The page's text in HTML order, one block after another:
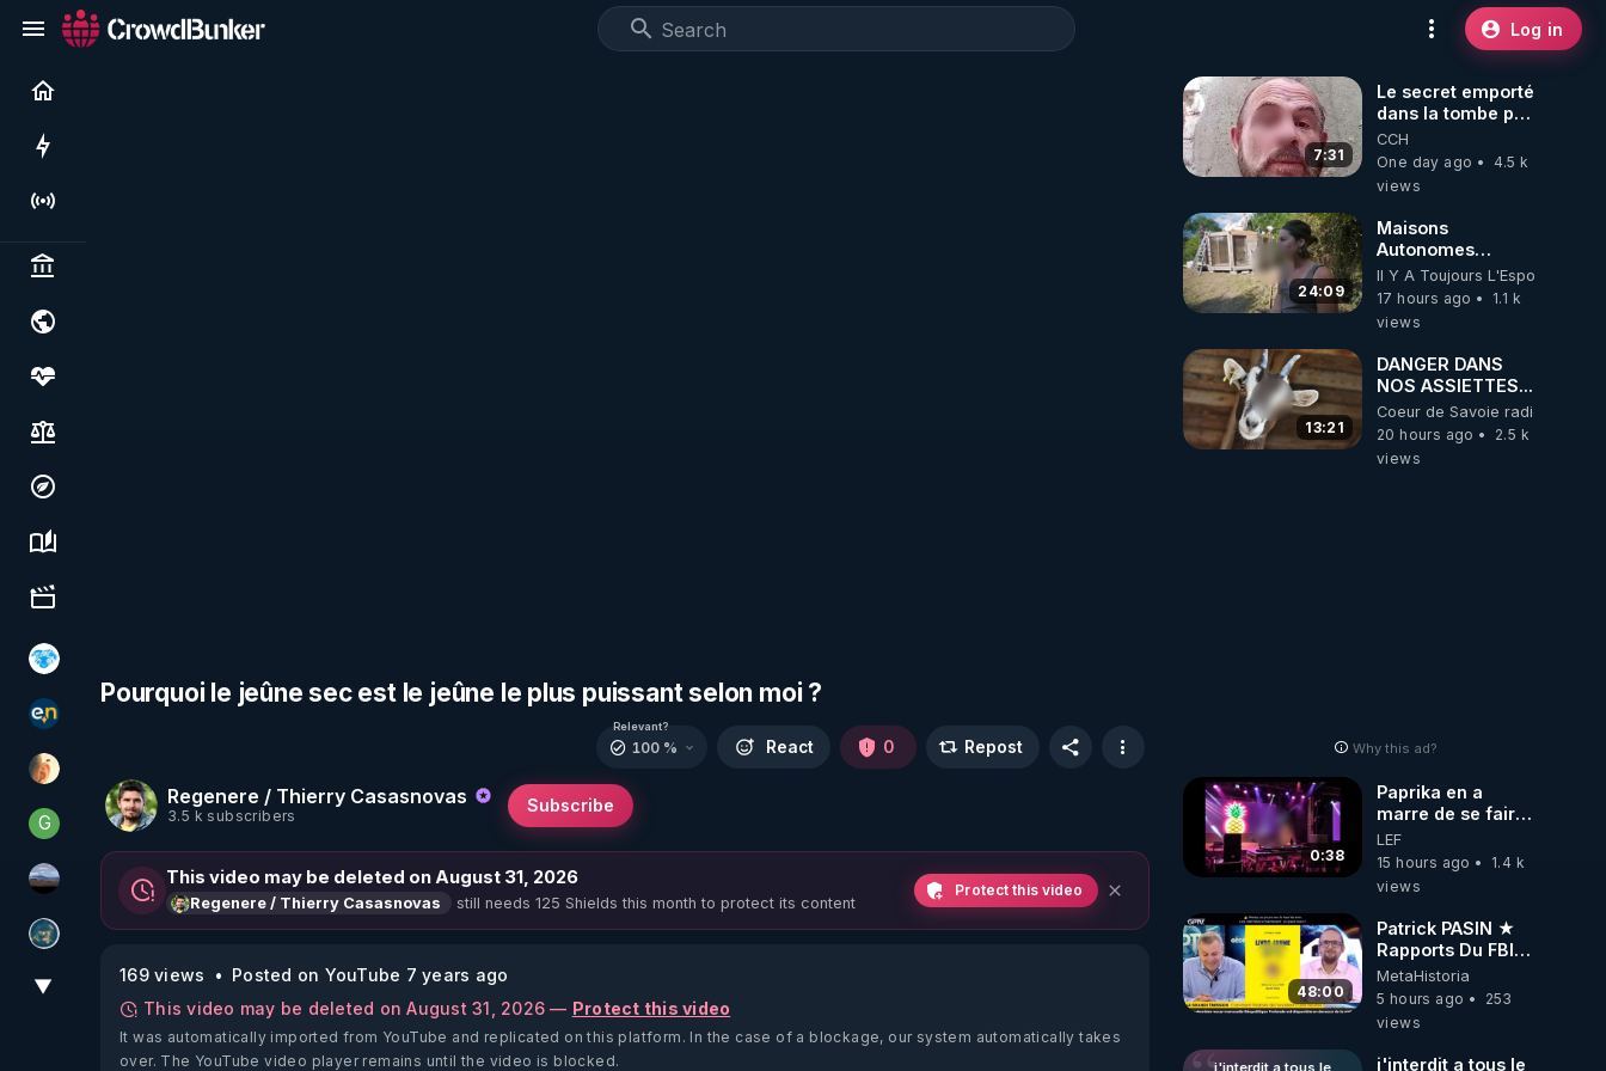
Log in
Live
Politics & institutions
Society, justice & freedoms
Economy, environment & technology
Science, history & spirituality
Culture, media & entertainment
A.D.N.M
essentiel.news
La Puce à l'oreille
G Generousbear
michel lanceur alerte
Réinformation sur le monde
▼
Pourquoi le jeûne sec est le jeûne le plus puissant selon moi ?
Regenere / Thierry Casasnovas
3.5 k subscribers
Subscribe
Relevant?
100 % React 0 Repost
This video may be deleted on August 31, 2026
Regenere / Thierry Casasnovas still needs 125 Shields this month to protect its content
Protect this video
169 views
Posted on YouTube 7 years ago
This video may be deleted on August 31, 2026 — Protect this video
It was automatically imported from YouTube and replicated on this platform. In the case of a blockage, our system automatically takes
over. The YouTube video player remains until the video is blocked.
7:31
Le secret emporté
dans la tombe par
le Commandant
Cousteau le 25
juin 1997
CCH
One day ago
4.5 k
views
24:09
Maisons
Autonomes
Démontables (et
c'est légal). Visite
éco village en
Il Y A Toujours L'Espoir
17 hours ago
1.1 k
views
13:21
DANGER DANS
NOS ASSIETTES...
Coeur de Savoie radioweb TV
20 hours ago
2.5 k
views
Why this ad?
0:38
Paprika en a
marre de se faire
interdire de
spectacle. Elle
décide donc de
LEF
15 hours ago
1.4 k
views
48:00
Patrick PASIN ★
Rapports Du FBI :
Ce Qu'Ils Disent
De Plus Grave Sur
Hitler
MetaHistoria
5 hours ago
253
views
j'interdit a tous le
j'interdit a tous le